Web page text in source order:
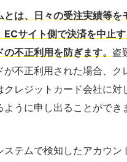
は、日々の受注実績等を
ECサイト側で決済を中止
不正利用を防ぎます。 盗
が不正利用された場合、ク
クレジットカード会社に対
うに申し出ることができ
ステムで検知したアカウン